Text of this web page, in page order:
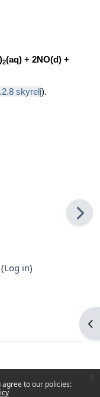
to our policies:
)2(aq) + 2NO(d) +
skyrelį).
Log in)